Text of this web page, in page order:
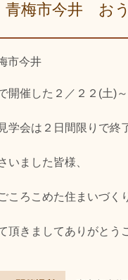
青梅市今井 お
市今井
開催した２／２２(土)
学会は２日間限りで終
いました皆様、
ころこめた住まいづく
頂きましてありがとう